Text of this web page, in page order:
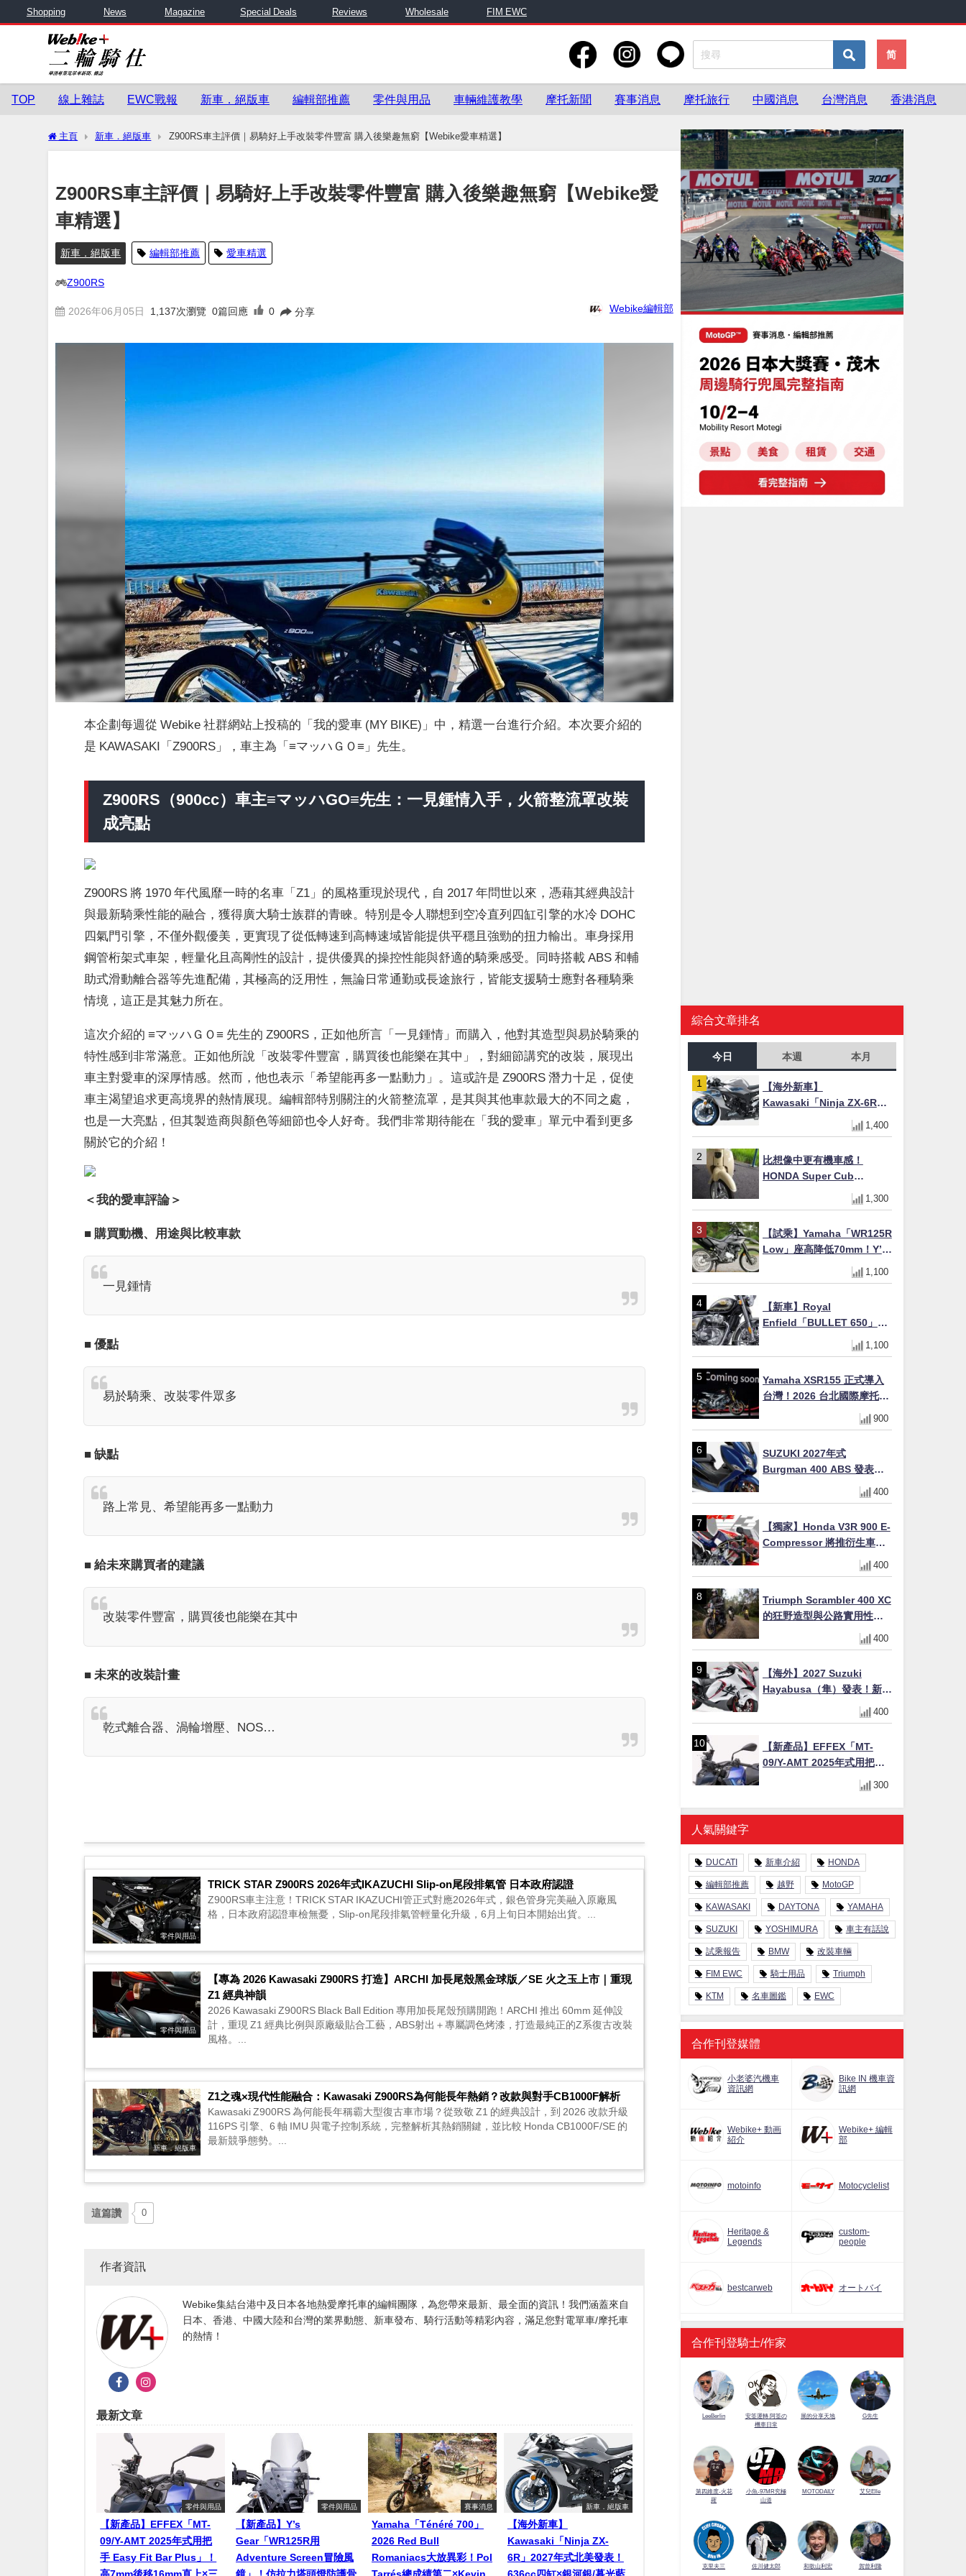
Shopping News Magazine Special Deals Reviews Wholesale FIM EWC
简
TOP 線上雜誌 EWC戰報 新車．絕版車 編輯部推薦 零件與用品 車輛維護教學 摩托新聞 賽事消息 摩托旅行 中國消息 台灣消息 香港消息
主頁 新車．絕版車 Z900RS車主評價｜易騎好上手改裝零件豐富 購入後樂趣無窮【Webike愛車精選】
Z900RS車主評價｜易騎好上手改裝零件豐富 購入後樂趣無窮【Webike愛
車精選】
新車．絕版車 編輯部推薦 愛車精選
Z900RS
2026年06月05日 1,137次瀏覽 0篇回應 0 分享 Webike編輯部
本企劃每週從 Webike 社群網站上投稿的「我的愛車 (MY BIKE)」中，精選一台進行介紹。本次要介紹的
是 KAWASAKI「Z900RS」，車主為「≡マッハＧＯ≡」先生。
Z900RS（900cc）車主≡マッハGO≡先生：一見鍾情入手，火箭整流罩改裝
成亮點
Z900RS 將 1970 年代風靡一時的名車「Z1」的風格重現於現代，自 2017 年問世以來，憑藉其經典設計
與最新騎乘性能的融合，獲得廣大騎士族群的青睞。特別是令人聯想到空冷直列四缸引擎的水冷 DOHC
四氣門引擎，不僅外觀優美，更實現了從低轉速到高轉速域皆能提供平穩且強勁的扭力輸出。車身採用
鋼管桁架式車架，輕量化且高剛性的設計，提供優異的操控性能與舒適的騎乘感受。同時搭載 ABS 和輔
助式滑動離合器等先進配備，其極高的泛用性，無論日常通勤或長途旅行，皆能支援騎士應對各種騎乘
情境，這正是其魅力所在。
這次介紹的 ≡マッハＧＯ≡ 先生的 Z900RS，正如他所言「一見鍾情」而購入，他對其造型與易於騎乘的
特性感到非常滿意。正如他所說「改裝零件豐富，購買後也能樂在其中」，對細節講究的改裝，展現出
車主對愛車的深厚情感。然而，他也表示「希望能再多一點動力」。這或許是 Z900RS 潛力十足，促使
車主渴望追求更高境界的熱情展現。編輯部特別關注的火箭整流罩，是其與其他車款最大的不同之處，
也是一大亮點，但其製造商與顏色等細節也令人好奇。我們非常期待能在「我的愛車」單元中看到更多
關於它的介紹！
＜我的愛車評論＞
■ 購買動機、用途與比較車款
一見鍾情
■ 優點
易於騎乘、改裝零件眾多
■ 缺點
路上常見、希望能再多一點動力
■ 給未來購買者的建議
改裝零件豐富，購買後也能樂在其中
■ 未來的改裝計畫
乾式離合器、渦輪增壓、NOS…
零件與用品
TRICK STAR Z900RS 2026年式IKAZUCHI Slip-on尾段排氣管 日本政府認證
Z900RS車主注意！TRICK STAR IKAZUCHI管正式對應2026年式，銀色管身完美融入原廠風
格，日本政府認證車檢無憂，Slip-on尾段排氣管輕量化升級，6月上旬日本開始出貨。...
零件與用品
【專為 2026 Kawasaki Z900RS 打造】ARCHI 加長尾殼黑金球版／SE 火之玉上市｜重現
Z1 經典神韻
2026 Kawasaki Z900RS Black Ball Edition 專用加長尾殼預購開跑！ARCHI 推出 60mm 延伸設
計，重現 Z1 經典比例與原廠級貼合工藝，ABS射出＋專屬調色烤漆，打造最純正的Z系復古改裝
風格。...
新車．絕版車
Z1之魂×現代性能融合：Kawasaki Z900RS為何能長年熱銷？改款與對手CB1000F解析
Kawasaki Z900RS 為何能長年稱霸大型復古車市場？從致敬 Z1 的經典設計，到 2026 改款升級
116PS 引擎、6 軸 IMU 與電子控制系統，完整解析其熱銷關鍵，並比較 Honda CB1000F/SE 的
最新競爭態勢。...
這篇讚 0
作者資訊
Webike集結台港中及日本各地熱愛摩托車的編輯團隊，為您帶來最新、最全面的資訊！我們涵蓋來自
日本、香港、中國大陸和台灣的業界動態、新車發布、騎行活動等精彩內容，滿足您對電單車/摩托車
的熱情！
最新文章
零件與用品
【新產品】EFFEX「MT-
09/Y-AMT 2025年式用把
手 Easy Fit Bar Plus」！
高7mm後移16mm直上×三
零件與用品
【新產品】Y’s
Gear「WR125R用
Adventure Screen冒險風
鏡」！仿拉力塔頭燈防護骨
賽事消息
Yamaha「Ténéré 700」
2026 Red Bull
Romaniacs大放異彩！Pol
Tarrés總成績第二×Kevin
新車．絕版車
【海外新車】
Kawasaki「Ninja ZX-
6R」2027年式北美發表！
636cc四缸×銀河銀/暮光藍
綜合文章排名
今日 本週 本月
【海外新車】
Kawasaki「Ninja ZX-6R」
2027年式北美發表！636cc
四缸×銀河銀/暮光藍新色
美元起
1,400
比想像中更有機車感！
HONDA Super Cub
110【Webike愛車精選】
1,300
【試乘】Yamaha「WR125R
Low」座高降低70mm！Y’s
Gear低座高座墊×低座高連桿
×腳踏著地感大幅改善，越野
1,100
【新車】Royal
Enfield「BULLET 650」8
月27日日本發售（98萬日圓
～）！648cc空冷並列雙缸×
色
1,100
Yamaha XSR155 正式導入
台灣！2026 台北國際摩托車
展亮相，70 週年紀念版
YZF-R 系列限量追加販售
900
SUZUKI 2027年式
Burgman 400 ABS 發表！
8/18日本上市、支援E10汽油
售價98萬100日圓
400
【獨家】Honda V3R 900 E-
Compressor 將推衍生車
系？自然進氣 V3 同步測試
中，CG 預想曝光！
400
Triumph Scrambler 400 XC
的狂野造型與公路實用性的
400
【海外】2027 Suzuki
Hayabusa（隼）發表！新增
Special Edition 特仕版，全
新珍珠白塗裝與專屬配備登
400
【新產品】EFFEX「MT-
09/Y-AMT 2025年式用把手
Easy Fit Bar Plus」！高
7mm後移16mm直上×三色×
免換線組
300
人氣關鍵字
DUCATI 新車介紹 HONDA
編輯部推薦 越野 MotoGP
KAWASAKI DAYTONA YAMAHA
SUZUKI YOSHIMURA 車主有話說
試乘報告 BMW 改裝車輛
FIM EWC 騎士用品 Triumph
KTM 名車圖鑑 EWC
合作刊登媒體
小老婆汽機車
資訊網
Bike IN 機車資
訊網
Webike+ 動画
紹介
Webike+ 編輯
部
motoinfo Motocyclelist
Heritage &
Legends
custom-
people
bestcarweb オートバイ
合作刊登騎士/作家
LeeBerlin
安筌運轉 阿筌の
機車日常
展的分享天地 G先生
第四維度-火花
羅
小魚-97MR究極
山道
MOTODAILY 艾兒Elle
克里夫三 佐川健太郎 和歌山利宏 賀曾利隆